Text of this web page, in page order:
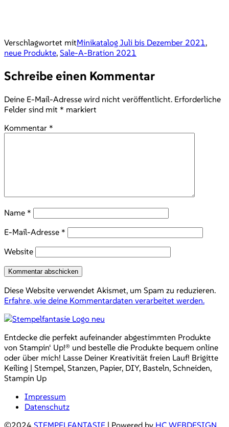
Verschlagwortet mitMinikatalog Juli bis Dezember 2021,
neue Produkte, Sale-A-Bration 2021
Schreibe einen Kommentar
Deine E-Mail-Adresse wird nicht veröffentlicht. Erforderliche
Felder sind mit * markiert
Kommentar *
Name *
E-Mail-Adresse *
Website
Diese Website verwendet Akismet, um Spam zu reduzieren.
Erfahre, wie deine Kommentardaten verarbeitet werden.
Entdecke die perfekt aufeinander abgestimmten Produkte
von Stampin‘ Up!® und bestelle die Produkte bequem online
oder über mich! Lasse Deiner Kreativität freien Lauf! Brigitte
Keiling | Stempel, Stanzen, Papier, DIY, Basteln, Schneiden,
Stampin Up
Impressum
Datenschutz
©2024 STEMPELFANTASIE | Powered by HC WEBDESIGN